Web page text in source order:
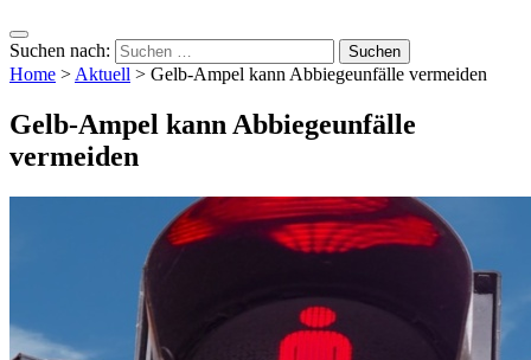
Suchen nach:
Home >Aktuell > Gelb-Ampel kann Abbiegeunfälle vermeiden
Gelb-Ampel kann Abbiegeunfälle
vermeiden